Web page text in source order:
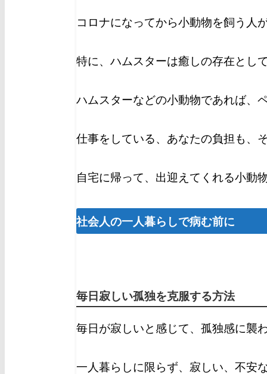
コロナになってから小動物を飼う人
特に、ハムスターは癒しの存在とし
ハムスターなどの小動物であれば、
仕事をしている、あなたの負担も、
自宅に帰って、出迎えてくれる小動
社会人の一人暮らしで病む前に
毎日寂しい孤独を克服する方法
毎日が寂しいと感じて、孤独感に襲
一人暮らしに限らず、寂しい、不安